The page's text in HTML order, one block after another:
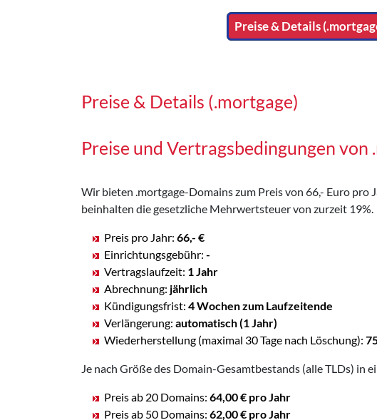
Preise & Details
Preise & Details (.mortgage)
Preise und Vertragsbedingungen von
Wir bieten .mortgage-Domains zum Preis von 66,- Euro
beinhalten die gesetzliche Mehrwertsteuer von zurzeit 19%.
Preis pro Jahr: 66,- €
Einrichtungsgebühr: -
Vertragslaufzeit: 1 Jahr
Abrechnung: jährlich
Kündigungsfrist: 4 Wochen zum Laufzeitende
Verlängerung: automatisch (1 Jahr)
Wiederherstellung (maximal 30 Tage nach Löschung):
Je nach Größe des Domain-Gesamtbestands (alle TLDs) in
Preis ab 20 Domains: 64,00 € pro Jahr
Preis ab 50 Domains: 62,00 € pro Jahr